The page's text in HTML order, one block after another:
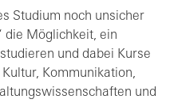
Studium noch unsicher
die Möglichkeit, ein
und dabei Kurse
Kommunikation,
und